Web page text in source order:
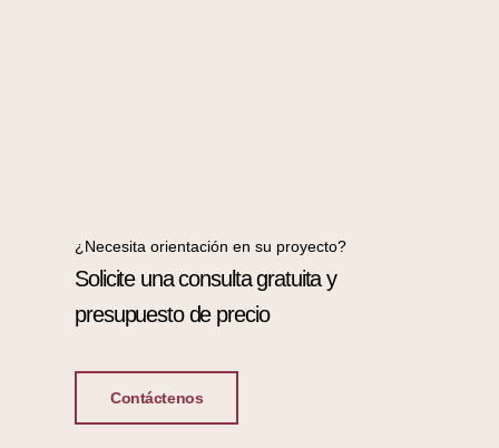
¿Necesita orientación en su proyecto?
Solicite una consulta gratuita y
presupuesto de precio
Contáctenos